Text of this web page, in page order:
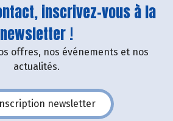
inscrivez-vous à la
newsletter !
offres, nos événements et nos
actualités.
newsletter